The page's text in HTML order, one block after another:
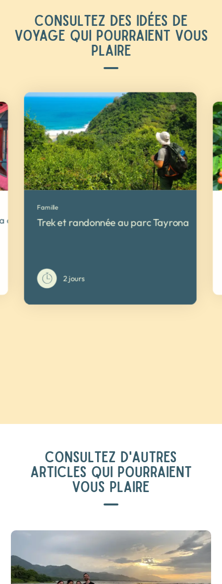
CONSULTEZ DES IDÉES DE
VOYAGE QUI POURRAIENT VOUS
PLAIRE
à Carthagène des Indes
Famille
Trek et randonnée au parc Tayrona
2 jours
CONSULTEZ D'AUTRES
ARTICLES QUI POURRAIENT
VOUS PLAIRE